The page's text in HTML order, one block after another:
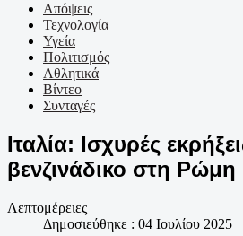
Απόψεις
Τεχνολογία
Υγεία
Πολιτισμός
Αθλητικά
Βίντεο
Συνταγές
Ιταλία: Ισχυρές
βενζινάδικο στη Ρώμη
Λεπτομέρειες
Δημοσιεύθηκε : 04 Ιουλίου 2025